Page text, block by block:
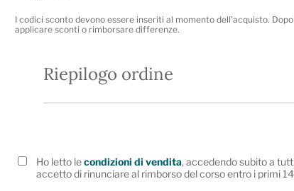
I codici sconto devono essere inseriti al momento dell’acquisto.
applicare sconti o rimborsare differenze.
Riepilogo ordine
Ho letto lecondizioni di vendita, accedendo subito a
accetto di rinunciare al rimborso del corso entro i primi